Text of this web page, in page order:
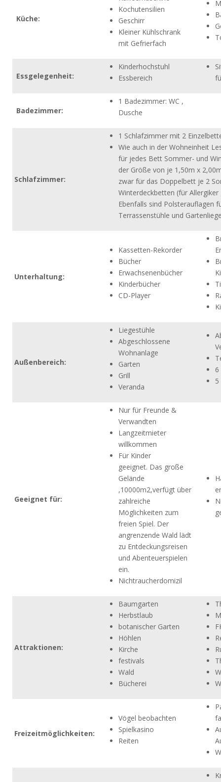
Küche:
Kochutensilien
Geschirr
Kleiner Kühlschrank
mit Gefrierfach
Essgelegenheit:
Kinderhochstuhl
Essbereich
Badezimmer:
1 Badezimmer: WC ,
Dusche
Schlafzimmer:
1 Schlafzimmer mit 2
Wie auch in der Wohneinheit
für jedes Bett Sommer- und
der Größe von je 1,50m x
zwar für das Doppelbett je 2
Winterdeckbetten (für Allergiker
Ebenfalls sind Polsterauflagen
Terrassenstühle und
Unterhaltung:
Kassetten-Rekorder
Bücher
Erwachsenenbücher
Kinderbücher
CD-Player
Außenbereich:
Liegestühle
Abgeschlossene
Wohnanlage
Garten
Grill
Veranda
6
5
Geeignet für:
Nur für Freunde &
Verwandten
Langzeitmieter
willkommen
Für Kinder
geeignet. Das große
Gelände
,10000m2,verfügt über
zahlreiche
Möglichkeiten zum
freien Spiel. Der
angrenzende Wald lädt
zu Entdeckungsreisen
und Abenteuerspielen
ein.
Nichtraucherdomizil
Attraktionen:
Baumgarten
Herbstlaub
botanischer Garten
Höhlen
Kirche
festivals
Wald
Bücherei
Freizeitmöglichkeiten:
Vögel beobachten
Spielkasino
Reiten